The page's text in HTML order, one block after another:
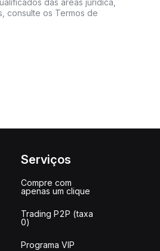
das áreas jurídica,
consulte os Termos de
Serviços
Compre com
apenas um clique
Trading P2P (taxa
0)
Programa VIP